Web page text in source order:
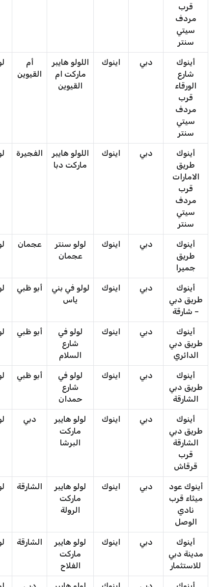
قرب
مردف
سيتي
سنتر
أينوك
شارع
الورقاء
قرب
مردف
سيتي
سنتر
دبي اينوك
اللولو هايبر
ماركت ام
القيوين
أم
القيوين
أينوك
طريق
الامارات
قرب
مردف
سيتي
سنتر
دبي اينوك
اللولو هايبر
ماركت دبا
الفجيرة
أينوك
طريق
جميرا
دبي اينوك
لولو سنتر
عجمان
عجمان
أينوك
طريق دبي
– شارقة
دبي اينوك
لولو في بني
ياس
أبو ظبي
أينوك
طريق دبي
الدائري
دبي اينوك
لولو في
شارع
السلام
أبو ظبي
أينوك
طريق دبي
الشارقة
دبي اينوك
لولو في
شارع
حمدان
أبو ظبي
أينوك
طريق دبي
الشارقة
قرب
قرقاش
دبي اينوك
لولو هايبر
ماركت
البرشا
دبي
أينوك عود
ميثاء قرب
نادي
الوصل
دبي اينوك
لولو هايبر
ماركت
الرولة
الشارقة
أينوك
مدينة دبي
للاستثمار
دبي اينوك
لولو هايبر
ماركت
الفلاح
الشارقة